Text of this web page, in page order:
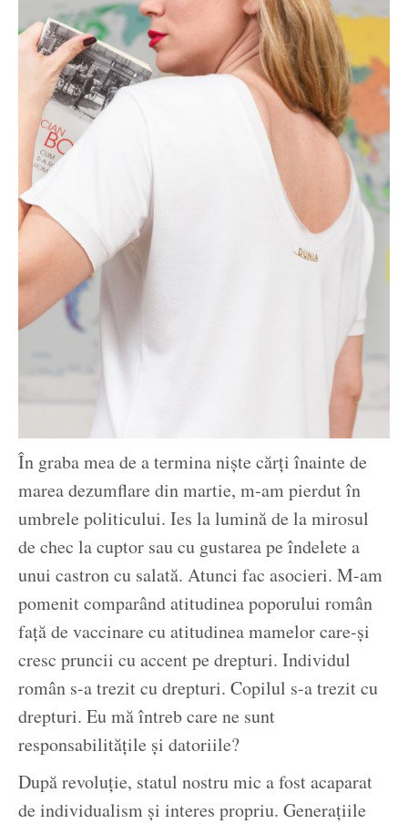
În graba mea de a termina niște cărți înainte de
marea dezumflare din martie, m-am pierdut în
umbrele politicului. Ies la lumină de la mirosul
de chec la cuptor sau cu gustarea pe îndelete a
unui castron cu salată. Atunci fac asocieri. M-am
pomenit comparând atitudinea poporului român
față de vaccinare cu atitudinea mamelor care-și
cresc pruncii cu accent pe drepturi. Individul
român s-a trezit cu drepturi. Copilul s-a trezit cu
drepturi. Eu mă întreb care ne sunt
responsabilitățile și datoriile?
După revoluție, statul nostru mic a fost acaparat
de individualism și interes propriu. Generațiile